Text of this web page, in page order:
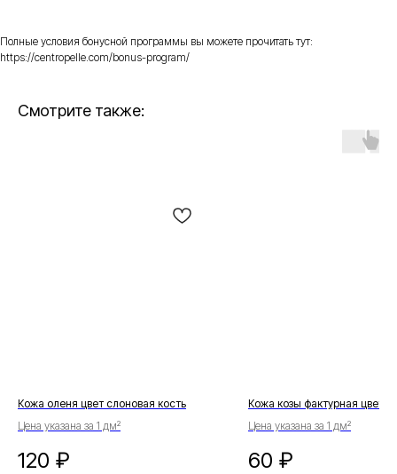
Полные условия бонусной программы вы можете прочитать тут:
https://centropelle.com/bonus-program/
Смотрите также:
Кожа оленя цвет слоновая кость
Цена указана за 1 дм²
120 ₽
Кожа козы фактурная цвет
Цена указана за 1 дм²
60 ₽